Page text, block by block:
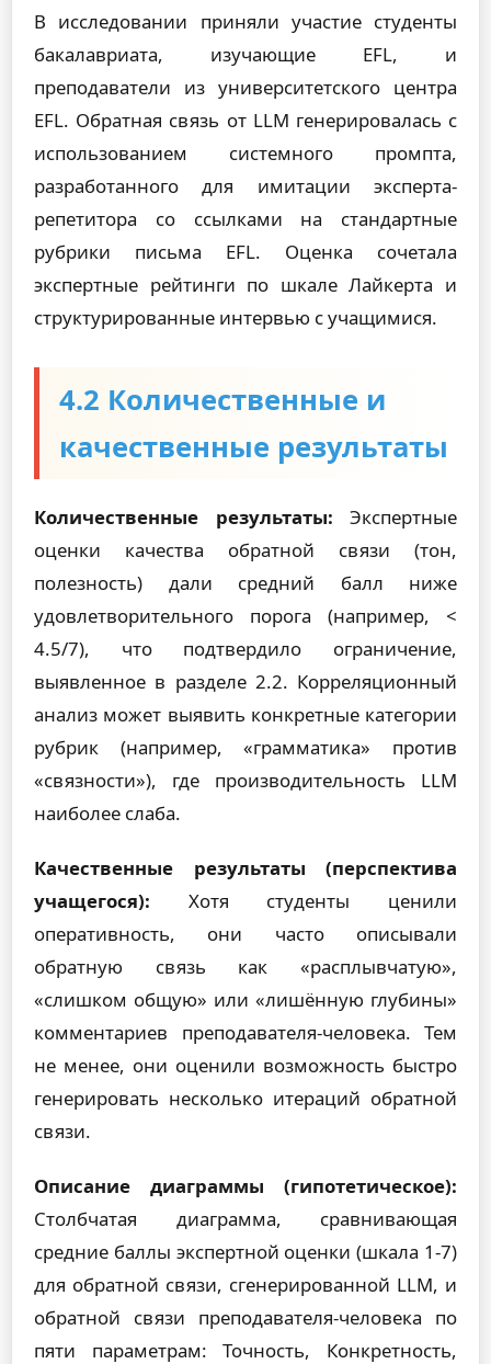
В исследовании приняли участие студенты
бакалавриата, изучающие EFL, и
преподаватели из университетского центра
EFL. Обратная связь от LLM генерировалась с
использованием системного промпта,
разработанного для имитации эксперта-
репетитора со ссылками на стандартные
рубрики письма EFL. Оценка сочетала
экспертные рейтинги по шкале Лайкерта и
структурированные интервью с учащимися.
4.2 Количественные и
качественные результаты
Количественные результаты: Экспертные
оценки качества обратной связи (тон,
полезность) дали средний балл ниже
удовлетворительного порога (например, <
4.5/7), что подтвердило ограничение,
выявленное в разделе 2.2. Корреляционный
анализ может выявить конкретные категории
рубрик (например, «грамматика» против
«связности»), где производительность LLM
наиболее слаба.
Качественные результаты (перспектива
учащегося): Хотя студенты ценили
оперативность, они часто описывали
обратную связь как «расплывчатую»,
«слишком общую» или «лишённую глубины»
комментариев преподавателя-человека. Тем
не менее, они оценили возможность быстро
генерировать несколько итераций обратной
связи.
Описание диаграммы (гипотетическое):
Столбчатая диаграмма, сравнивающая
средние баллы экспертной оценки (шкала 1-7)
для обратной связи, сгенерированной LLM, и
обратной связи преподавателя-человека по
пяти параметрам: Точность, Конкретность,